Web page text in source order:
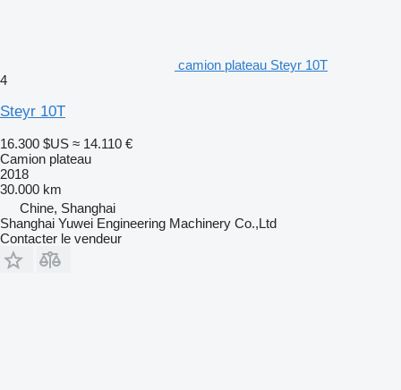
camion plateau Steyr 10T
4
Steyr 10T
16.300 $US ≈ 14.110 €
Camion plateau
2018
30.000 km
Chine, Shanghai
Shanghai Yuwei Engineering Machinery Co.,Ltd
Contacter le vendeur